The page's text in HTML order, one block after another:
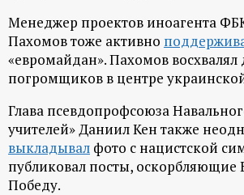
Менеджер проектов иноагента
Пахомов тоже активно
«евромайдан». Пахомов восхвалял
погромщиков в центре
Глава псевдопрофсоюза
учителей» Даниил Кен также
выкладывал фото с нацистской
публиковал посты, оскорбляющие
Победу.